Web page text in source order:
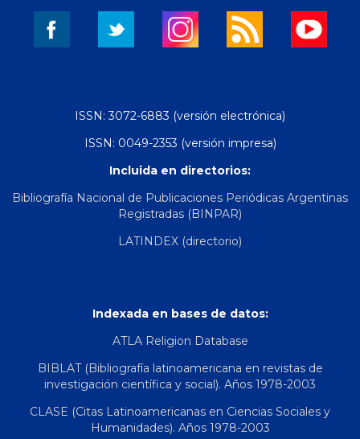
ISSN: 3072-6883 (versión electrónica)
ISSN: 0049-2353 (versión impresa)
Incluida en directorios:
Bibliografía Nacional de Publicaciones Periódicas Argentinas
Registradas (BINPAR)
LATINDEX (directorio)
Indexada en bases de datos:
ATLA Religion Database
BIBLAT (Bibliografía latinoamericana en revistas de
investigación científica y social). Años 1978-2003
CLASE (Citas Latinoamericanas en Ciencias Sociales y
Humanidades). Años 1978-2003